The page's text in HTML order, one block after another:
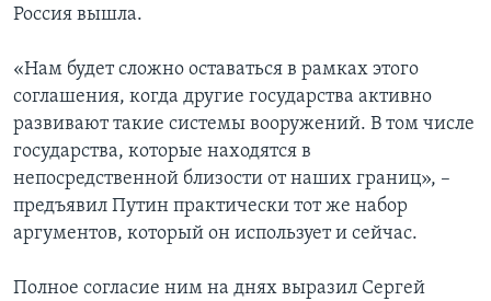
Россия вышла.
«Нам будет сложно оставаться в рамках этого
соглашения, когда другие государства активно
развивают такие системы вооружений. В том числе
государства, которые находятся в
непосредственной близости от наших границ», –
предъявил Путин практически тот же набор
аргументов, который он использует и сейчас.
Полное согласие ним на днях выразил Сергей